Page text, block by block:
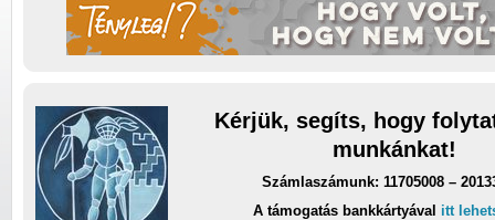
Kérjük, segíts, hogy
munkánkat!
Számlaszámunk: 11705008 –
A támogatás bankkártyával itt